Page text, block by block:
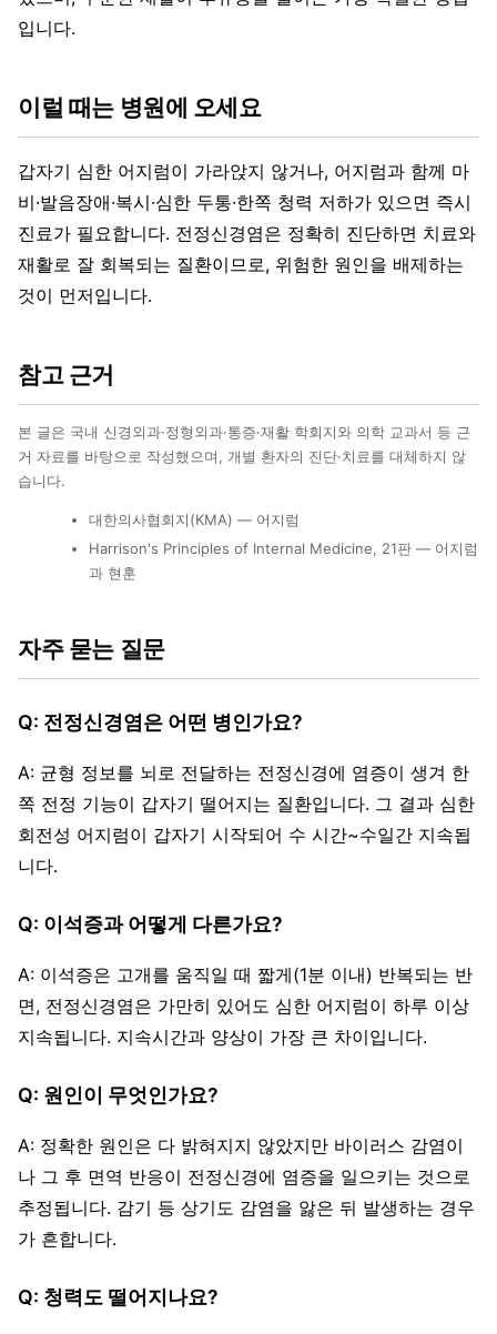
입니다.
이럴 때는 병원에 오세요
갑자기 심한 어지럼이 가라앉지 않거나, 어지럼과 함께 마
비·발음장애·복시·심한 두통·한쪽 청력 저하가 있으면 즉시
진료가 필요합니다. 전정신경염은 정확히 진단하면 치료와
재활로 잘 회복되는 질환이므로, 위험한 원인을 배제하는
것이 먼저입니다.
참고 근거
본 글은 국내 신경외과·정형외과·통증·재활 학회지와 의학 교과서 등 근
거 자료를 바탕으로 작성했으며, 개별 환자의 진단·치료를 대체하지 않
습니다.
대한의사협회지(KMA) — 어지럼
Harrison's Principles of Internal Medicine, 21판 — 어지럼
과 현훈
자주 묻는 질문
Q: 전정신경염은 어떤 병인가요?
A: 균형 정보를 뇌로 전달하는 전정신경에 염증이 생겨 한
쪽 전정 기능이 갑자기 떨어지는 질환입니다. 그 결과 심한
회전성 어지럼이 갑자기 시작되어 수 시간~수일간 지속됩
니다.
Q: 이석증과 어떻게 다른가요?
A: 이석증은 고개를 움직일 때 짧게(1분 이내) 반복되는 반
면, 전정신경염은 가만히 있어도 심한 어지럼이 하루 이상
지속됩니다. 지속시간과 양상이 가장 큰 차이입니다.
Q: 원인이 무엇인가요?
A: 정확한 원인은 다 밝혀지지 않았지만 바이러스 감염이
나 그 후 면역 반응이 전정신경에 염증을 일으키는 것으로
추정됩니다. 감기 등 상기도 감염을 앓은 뒤 발생하는 경우
가 흔합니다.
Q: 청력도 떨어지나요?